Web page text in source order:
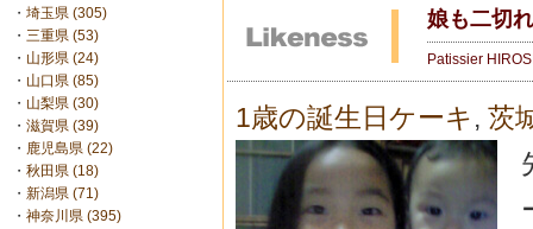
・ 埼玉県 (305)
・ 三重県 (53)
・ 山形県 (24)
・ 山口県 (85)
・ 山梨県 (30)
・ 滋賀県 (39)
・ 鹿児島県 (22)
・ 秋田県 (18)
・ 新潟県 (71)
・ 神奈川県 (395)
娘も二切
Patissier
1歳の誕生日ケーキ , 茨